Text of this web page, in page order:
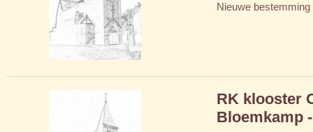
Nieuwe bestemming
RK klooster
Bloemkamp